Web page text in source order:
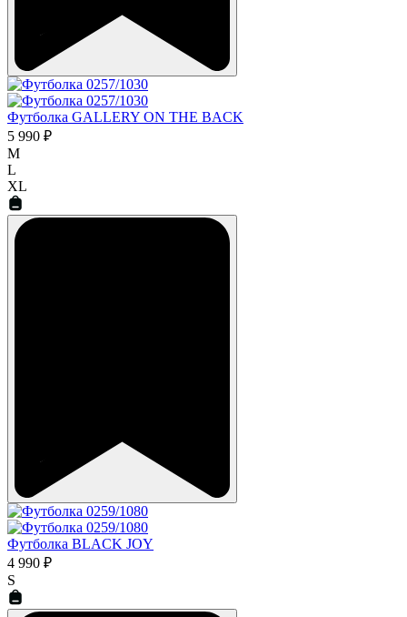
Футболка GALLERY ON THE BACK
5 990 ₽
M
L
XL
Футболка BLACK JOY
4 990 ₽
S